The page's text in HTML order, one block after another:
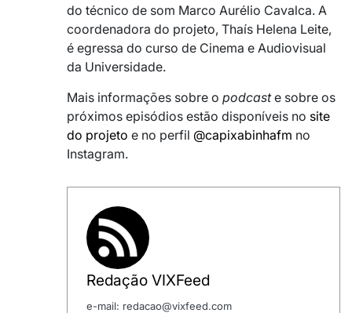
do técnico de som Marco Aurélio Cavalca. A
coordenadora do projeto, Thaís Helena Leite,
é egressa do curso de Cinema e Audiovisual
da Universidade.
Mais informações sobre o podcaste sobre os
próximos episódios estão disponíveis no site
do projeto e no perfil @capixabinhafm no
Instagram.
Redação VIXFeed
e-mail: redacao@vixfeed.com